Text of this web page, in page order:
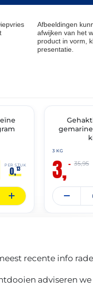
Afbeeldingen
afwijken van het
product in vorm,
presentatie.
PER STUK
0,13
🔥 OP=OP
3 KG
3,– 35,95
recente info
adviseren